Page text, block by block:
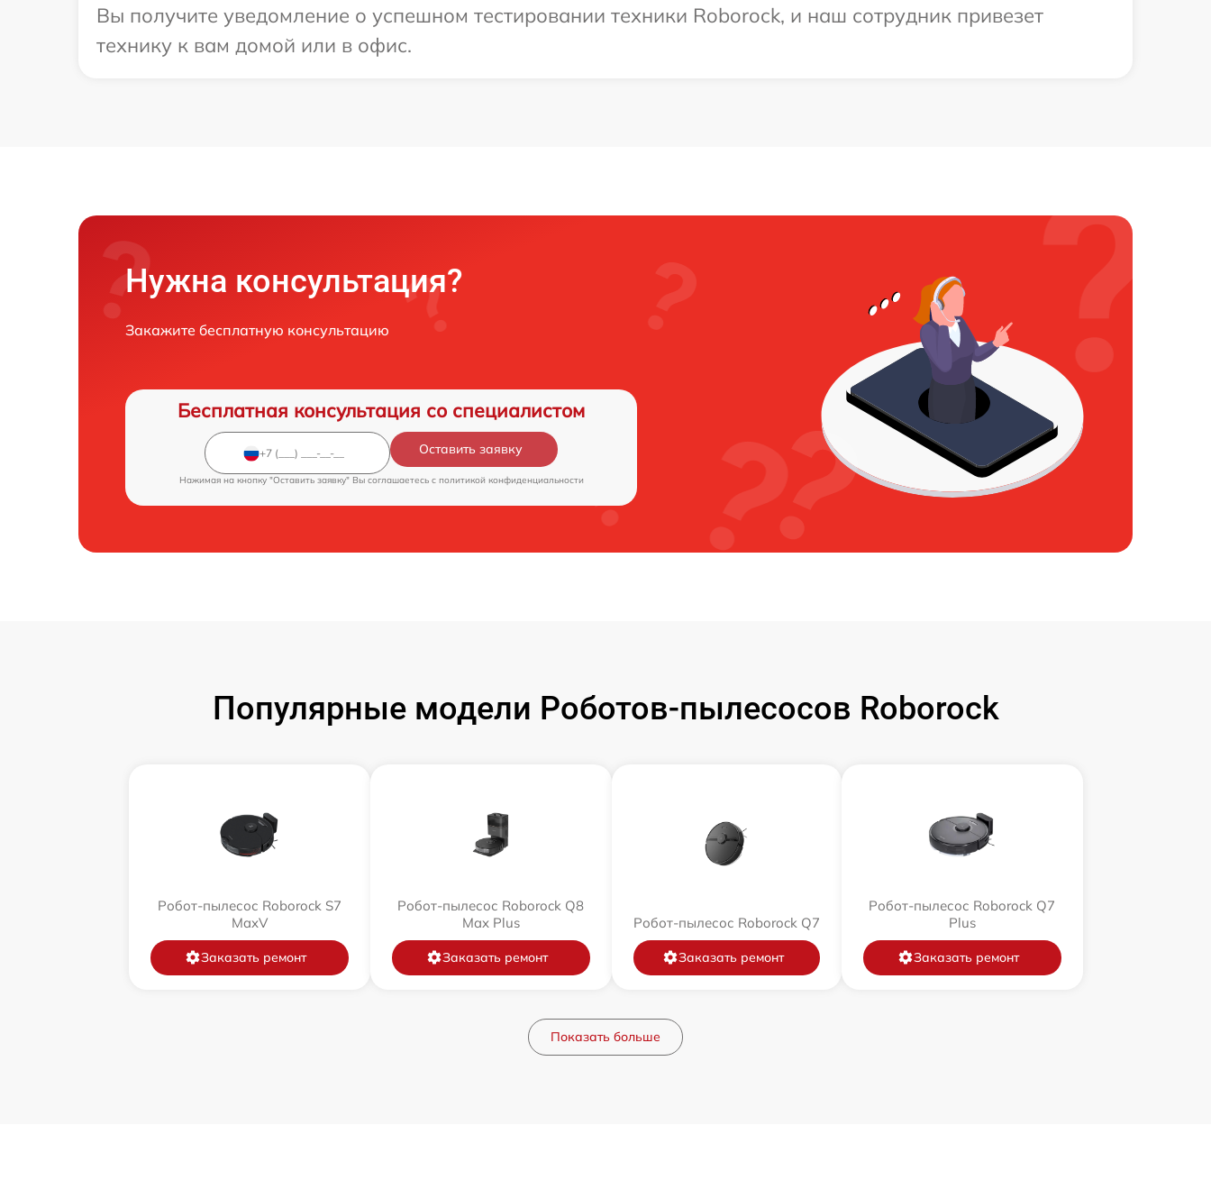
Вы получите уведомление о успешном тестировании техники Roborock, и наш сотрудник привезет
технику к вам домой или в офис.
Нужна консультация?
Закажите бесплатную консультацию
Бесплатная консультация со специалистом
Оставить заявку
Нажимая на кнопку "Оставить заявку" Вы соглашаетесь c политикой конфиденциальности
Популярные модели Роботов-пылесосов Roborock
Робот-пылесос Roborock S7
MaxV
Заказать ремонт
Робот-пылесос Roborock Q8
Max Plus
Заказать ремонт
Робот-пылесос Roborock Q7
Заказать ремонт
Робот-пылесос Roborock Q7
Plus
Заказать ремонт
Показать больше